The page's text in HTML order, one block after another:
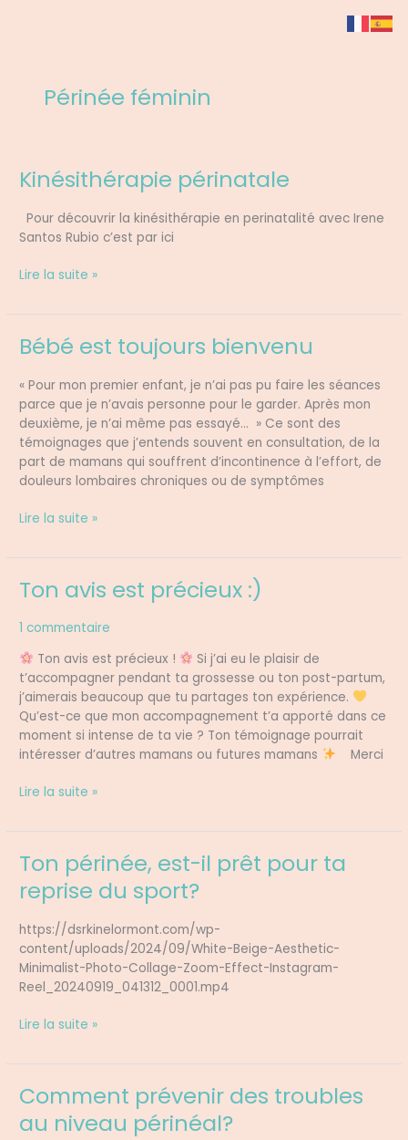
Périnée féminin
Kinésithérapie périnatale
Pour découvrir la kinésithérapie en perinatalité avec Irene
Santos Rubio c’est par ici
Kinésithérapie
Lire la suite »
Bébé est toujours bienvenu
« Pour mon premier enfant, je n’ai pas pu faire les séances
parce que je n’avais personne pour le garder. Après mon
deuxième, je n’ai même pas essayé… » Ce sont des
témoignages que j’entends souvent en consultation, de la
part de mamans qui souffrent d’incontinence à l’effort, de
douleurs lombaires chroniques ou de symptômes
Bébé
toujours
bienvenu
Lire la suite »
Ton avis est précieux :)
1 commentaire
Ton avis est précieux !
Si j’ai eu le plaisir de
t’accompagner pendant ta grossesse ou ton post-partum,
j’aimerais beaucoup que tu partages ton expérience.
Qu’est-ce que mon accompagnement t’a apporté dans ce
moment si intense de ta vie ? Ton témoignage pourrait
intéresser d’autres mamans ou futures mamans
Merci
Ton
est
:)
Lire la suite »
Ton périnée, est-il prêt pour ta
reprise du sport?
https://dsrkinelormont.com/wp-
content/uploads/2024/09/White-Beige-Aesthetic-
Minimalist-Photo-Collage-Zoom-Effect-Instagram-
Reel_20240919_041312_0001.mp4
Ton
périnée,
est-
prêt
pour
ta
reprise
sport?
Lire la suite »
Comment prévenir des troubles
au niveau périnéal?
Comment
des